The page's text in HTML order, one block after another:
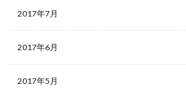
2017年7月
2017年6月
2017年5月